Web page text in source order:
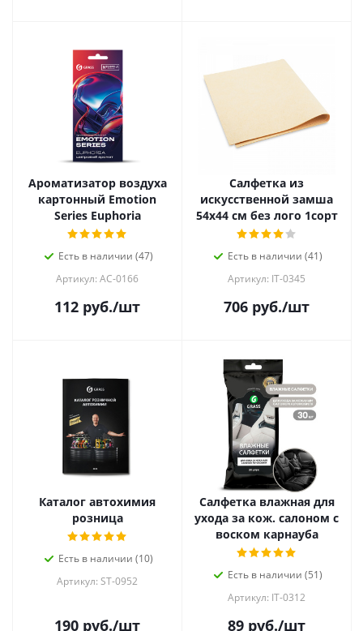
Ароматизатор воздуха
картонный Emotion
Series Euphoria
Есть в наличии (47)
Артикул: AC-0166
112 руб./шт
Салфетка из
искусственной замша
54х44 см без лого 1сорт
Есть в наличии (41)
Артикул: IT-0345
706 руб./шт
Каталог автохимия
розница
Есть в наличии (10)
Артикул: ST-0952
190 руб./шт
Салфетка влажная для
ухода за кож. салоном с
воском карнауба
Есть в наличии (51)
Артикул: IT-0312
89 руб./шт